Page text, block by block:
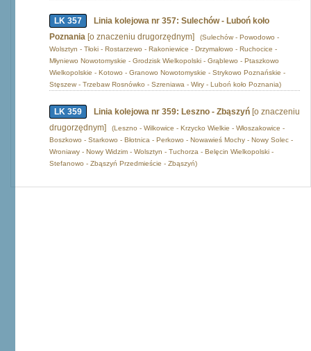
LK 357
Linia kolejowa nr 357: Sulechów - Luboń koło
Poznania [o znaczeniu drugorzędnym]
(Sulechów - Powodowo -
Wolsztyn - Tłoki - Rostarzewo - Rakoniewice - Drzymałowo - Ruchocice -
Młyniewo Nowotomyskie - Grodzisk Wielkopolski - Grąblewo - Ptaszkowo
Wielkopolskie - Kotowo - Granowo Nowotomyskie - Strykowo Poznańskie -
Stęszew - Trzebaw Rosnówko - Szreniawa - Wiry - Luboń koło Poznania)
LK 359 Linia kolejowa nr 359: Leszno - Zbąszyń [o znaczeniu
drugorzędnym]
(Leszno - Wilkowice - Krzycko Wielkie - Włoszakowice -
Boszkowo - Starkowo - Błotnica - Perkowo - Nowawieś Mochy - Nowy Solec -
Wroniawy - Nowy Widzim - Wolsztyn - Tuchorza - Belęcin Wielkopolski -
Stefanowo - Zbąszyń Przedmieście - Zbąszyń)